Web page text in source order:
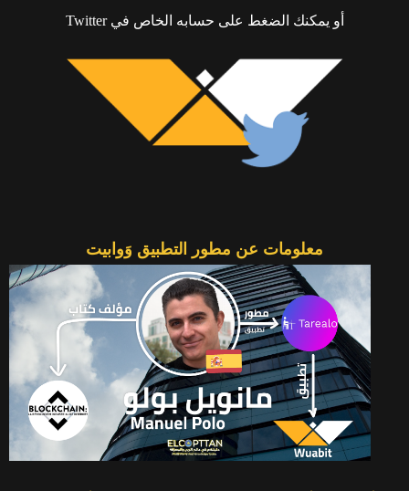
أو يمكنك الضغط على حسابه الخاص في Twitter
معلومات عن مطور التطبيق وَوابيت